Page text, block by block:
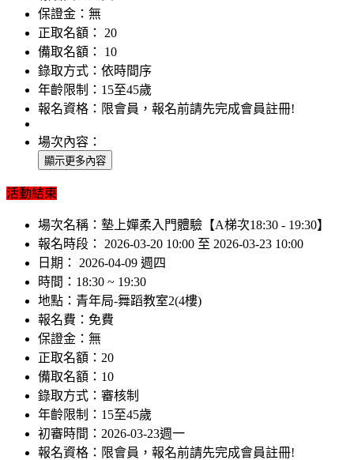
保證金： 無
正取名額：
20
備取名額：
10
錄取方式： 依時間序
年齡限制： 15至45歲
報名資格： 限會員，報名前請先完成會員註冊!
場次內容：
活動結束
場次名稱： 墊上嬋柔入門體驗【A梯次18:30 - 19:30】
報名時段：
2026-03-20 10:00 至 2026-03-23 10:00
日期：
2026-04-09 週四
時間： 18:30 ~ 19:30
地點： 青年局-舞蹈教室2(4樓)
報名費： 免費
保證金： 無
正取名額： 20
備取名額： 10
錄取方式： 審核制
年齡限制： 15至45歲
初審時間： 2026-03-23週一
報名資格： 限會員，報名前請先完成會員註冊!